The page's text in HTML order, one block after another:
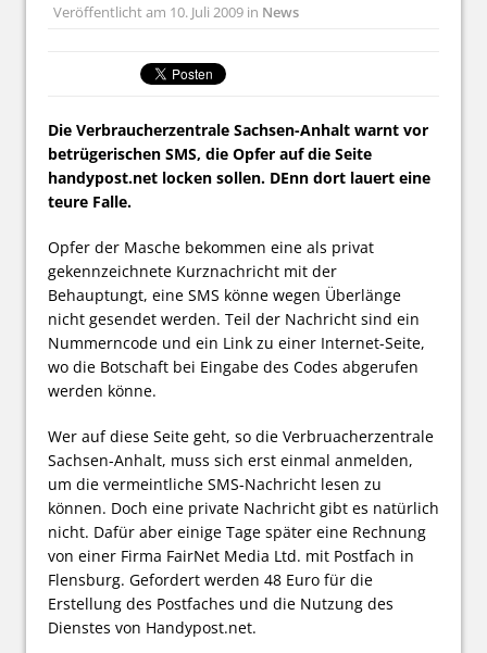
Veröffentlicht am 10. Juli 2009 in News
Die Verbraucherzentrale Sachsen-Anhalt warnt vor
betrügerischen SMS, die Opfer auf die Seite
handypost.net locken sollen. DEnn dort lauert eine
teure Falle.
Opfer der Masche bekommen eine als privat
gekennzeichnete Kurznachricht mit der
Behauptungt, eine SMS könne wegen Überlänge
nicht gesendet werden. Teil der Nachricht sind ein
Nummerncode und ein Link zu einer Internet-Seite,
wo die Botschaft bei Eingabe des Codes abgerufen
werden könne.
Wer auf diese Seite geht, so die Verbruacherzentrale
Sachsen-Anhalt, muss sich erst einmal anmelden,
um die vermeintliche SMS-Nachricht lesen zu
können. Doch eine private Nachricht gibt es natürlich
nicht. Dafür aber einige Tage später eine Rechnung
von einer Firma FairNet Media Ltd. mit Postfach in
Flensburg. Gefordert werden 48 Euro für die
Erstellung des Postfaches und die Nutzung des
Dienstes von Handypost.net.